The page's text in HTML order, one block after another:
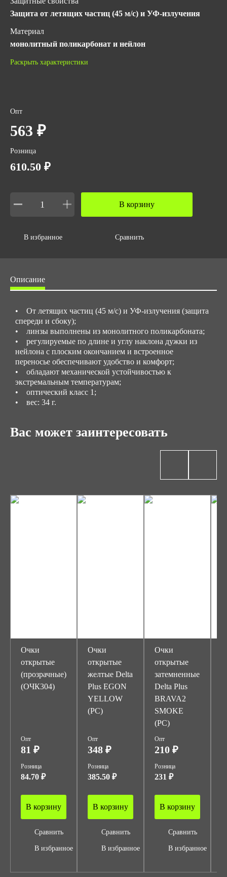
Защита от летящих частиц (45 м/с) и УФ-излучения
Материал
монолитный поликарбонат и нейлон
ГОСТ
Цвет линз
Прозрачный
Вес за ед,кг
0.07
Раскрыть характеристики
Опт
563 ₽
Розница
610.50 ₽
В корзину
В избранное Сравнить
Описание
• От летящих частиц (45 м/с) и УФ-излучения (защита
спереди и сбоку);
• линзы выполнены из монолитного поликарбоната;
• регулируемые по длине и углу наклона дужки из
нейлона с плоским окончанием и встроенное
переносье обеспечивают удобство и комфорт;
• обладают механической устойчивостью к
экстремальным температурам;
• оптический класс 1;
• вес: 34 г.
Вас может заинтересовать
Очки
открытые
(прозрачные)
(ОЧК304)
Опт
81 ₽
Розница
84.70 ₽
В корзину
Сравнить
В избранное
Очки
открытые
желтые Delta
Plus EGON
YELLOW
(PC)
Опт
348 ₽
Розница
385.50 ₽
В корзину
Сравнить
В избранное
Очки
открытые
затемненные
Delta Plus
BRAVA2
SMOKE
(PC)
Опт
210 ₽
Розница
231 ₽
В корзину
Сравнить
В избранное